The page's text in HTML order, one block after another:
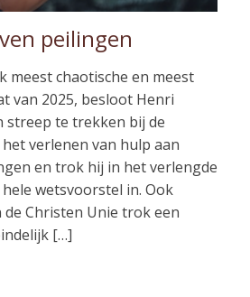
peilingen
meest chaotische en meest
van 2025, besloot Henri
streep te trekken bij de
verlenen van hulp aan
en trok hij in het verlengde
wetsvoorstel in. Ook
Christen Unie trok een
[…]